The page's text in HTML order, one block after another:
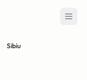
Sibiu